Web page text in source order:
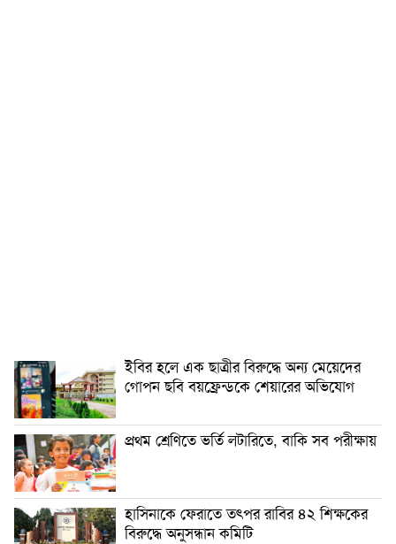
ইবির হলে এক ছাত্রীর বিরুদ্ধে অন্য মেয়েদের
গোপন ছবি বয়ফ্রেন্ডকে শেয়ারের অভিযোগ
প্রথম শ্রেণিতে ভর্তি লটারিতে, বাকি সব পরীক্ষায়
হাসিনাকে ফেরাতে তৎপর রাবির ৪২ শিক্ষকের
বিরুদ্ধে অনুসন্ধান কমিটি